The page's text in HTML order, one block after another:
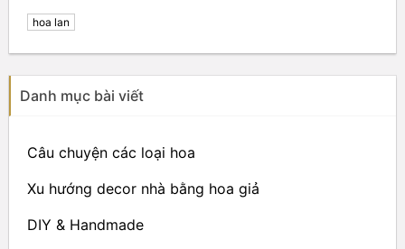
hoa lan
Danh mục bài viết
Câu chuyện các loại hoa
Xu hướng decor nhà bằng hoa giả
DIY & Handmade